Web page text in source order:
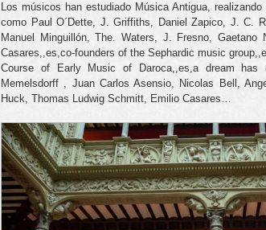
Los músicos han estudiado Música Antigua,
como Paul O´Dette, J. Griffiths, Daniel Zapico, J. C.
Manuel Minguillón, The. Waters, J. Fresno,
Casares,,es,co-founders of the Sephardic music
Course of Early Music of Daroca,,es,a dream has
Memelsdorff , Juan Carlos Asensio, Nicolas Bell,
Huck, Thomas Ludwig Schmitt, Emilio Casares…